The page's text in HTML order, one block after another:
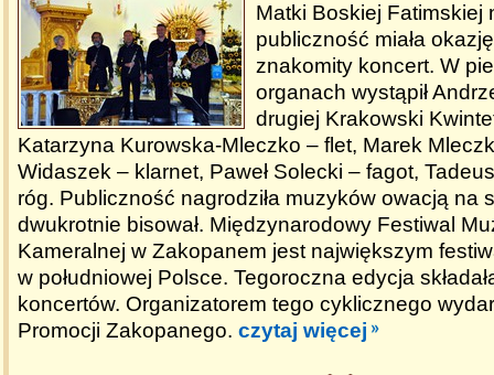
Matki Boskiej Fatimskiej
publiczność miała
znakomity koncert. W
organach wystąpił
drugiej Krakowski
Katarzyna Kurowska-Mleczko – flet, Marek
Widaszek – klarnet, Paweł Solecki – fagot,
róg. Publiczność nagrodziła muzyków owacją na
dwukrotnie bisował. Międzynarodowy Festiwal
Kameralnej w Zakopanem jest największym
w południowej Polsce. Tegoroczna edycja
koncertów. Organizatorem tego cyklicznego
Promocji Zakopanego. czytaj więcej